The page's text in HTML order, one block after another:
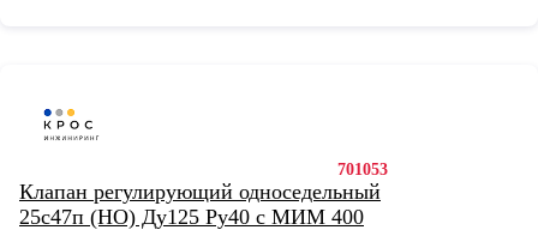
701053
Клапан регулирующий односедельный
25с47п (НО) Ду125 Ру40 с МИМ 400